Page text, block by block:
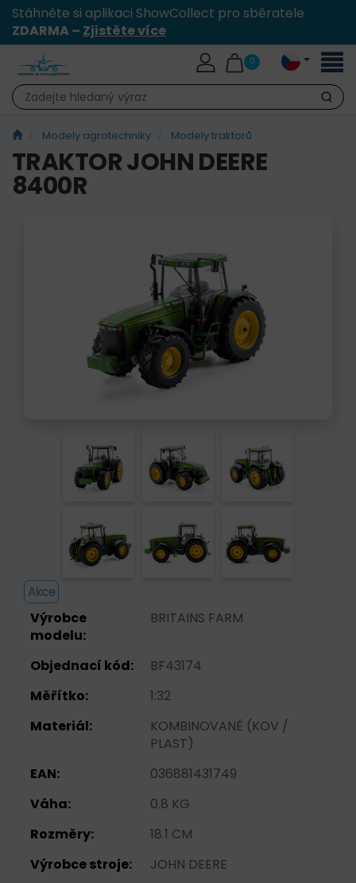
Stáhněte si aplikaci ShowCollect pro sběratele
ZDARMA – Zjistěte více
0
Hledat
Modely agrotechniky Modely traktorů
TRAKTOR JOHN DEERE
8400R
Akce
Výrobce
modelu:
BRITAINS FARM
Objednací kód:
BF43174
Měřítko:
1:32
Materiál:
KOMBINOVANĚ (KOV /
PLAST)
EAN:
036881431749
Váha:
0.8 KG
Rozměry:
18.1 CM
Výrobce stroje:
JOHN DEERE